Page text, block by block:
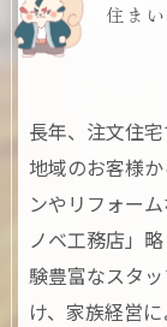
住ま
長年、注文住
地域のお客様
ンやリフォー
ノベ工務店」
験豊富なスタ
け、家族経営